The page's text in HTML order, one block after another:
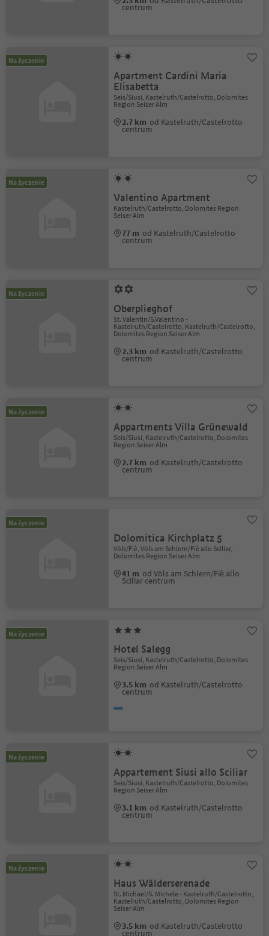
centrum
Na życzenie
Apartment Cardini Maria
Elisabetta
Seis/Siusi, Kastelruth/Castelrotto, Dolomites
Region Seiser Alm
2.7 km od Kastelruth/Castelrotto
centrum
Na życzenie
Valentino Apartment
Kastelruth/Castelrotto, Dolomites Region
Seiser Alm
77 m od Kastelruth/Castelrotto
centrum
Na życzenie
Oberplieghof
St. Valentin/S.Valentino -
Kastelruth/Castelrotto, Kastelruth/Castelrotto,
Dolomites Region Seiser Alm
2.3 km od Kastelruth/Castelrotto
centrum
Na życzenie
Appartments Villa Grünewald
Seis/Siusi, Kastelruth/Castelrotto, Dolomites
Region Seiser Alm
2.7 km od Kastelruth/Castelrotto
centrum
Na życzenie
Dolomitica Kirchplatz 5
Völs/Fiè, Völs am Schlern/Fiè allo Sciliar,
Dolomites Region Seiser Alm
41 m od Völs am Schlern/Fiè allo
Sciliar centrum
Na życzenie
Hotel Salegg
Seis/Siusi, Kastelruth/Castelrotto, Dolomites
Region Seiser Alm
3.5 km od Kastelruth/Castelrotto
centrum
Na życzenie
Appartement Siusi allo Sciliar
Seis/Siusi, Kastelruth/Castelrotto, Dolomites
Region Seiser Alm
3.1 km od Kastelruth/Castelrotto
centrum
Na życzenie
Haus Wälderserenade
St. Michael/S. Michele - Kastelruth/Castelrotto,
Kastelruth/Castelrotto, Dolomites Region
Seiser Alm
3.5 km od Kastelruth/Castelrotto
centrum